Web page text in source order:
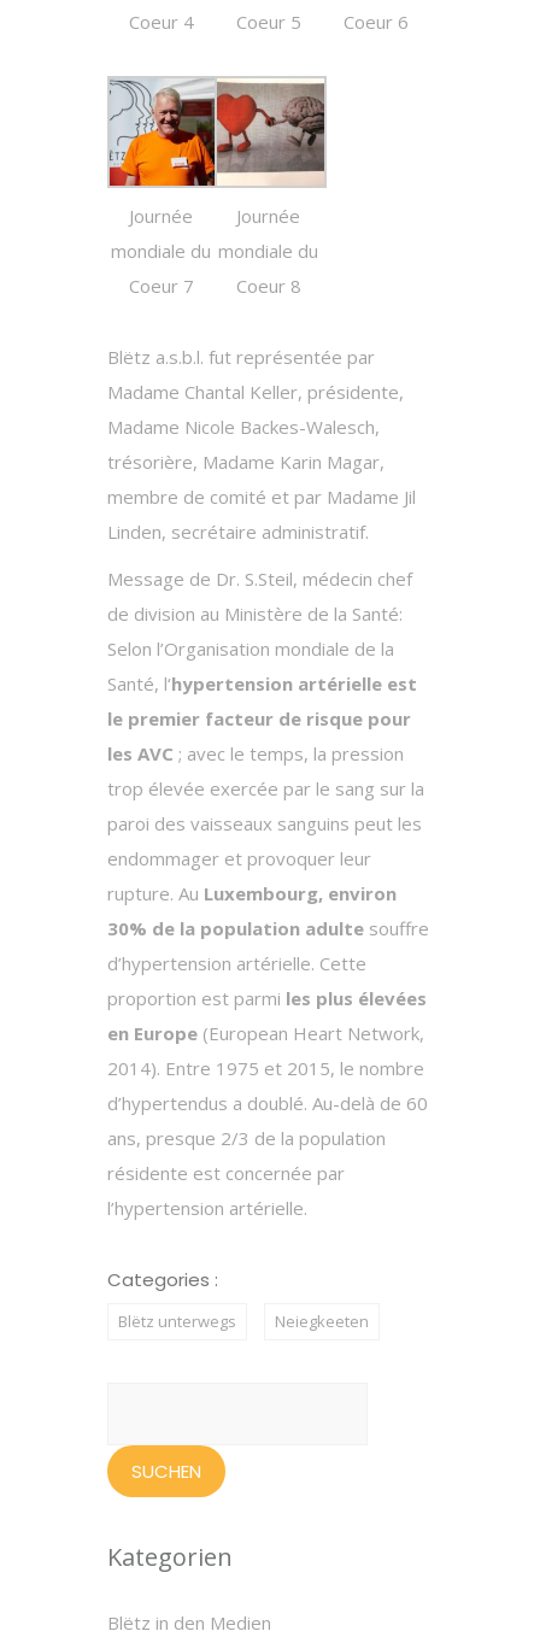
Coeur 4
Coeur 5
Coeur 6
Journée
mondiale du
Coeur 7
Journée
mondiale du
Coeur 8
Blëtz a.s.b.l. fut représentée par
Madame Chantal Keller, présidente,
Madame Nicole Backes-Walesch,
trésorière, Madame Karin Magar,
membre de comité et par Madame Jil
Linden, secrétaire administratif.
Message de Dr. S.Steil, médecin chef
de division au Ministère de la Santé:
Selon l’Organisation mondiale de la
Santé, l‘hypertension artérielle est
le premier facteur de risque pour
les AVC ; avec le temps, la pression
trop élevée exercée par le sang sur la
paroi des vaisseaux sanguins peut les
endommager et provoquer leur
rupture. Au Luxembourg, environ
30% de la population adulte souffre
d’hypertension artérielle. Cette
proportion est parmi les plus élevées
en Europe (European Heart Network,
2014). Entre 1975 et 2015, le nombre
d’hypertendus a doublé. Au-delà de 60
ans, presque 2/3 de la population
résidente est concernée par
l’hypertension artérielle.
Categories :
Blëtz unterwegs Neiegkeeten
Kategorien
Blëtz in den Medien